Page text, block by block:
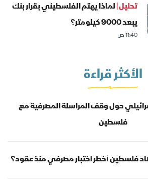
تحليل |لماذا يهتم الفلسطيني بقرار بنك
يبعد 9000 كيلومتر؟
11:40 ص
الأكثر قراءة
حول وقف المراسلة المصرفية مع
فلسطين
فلسطين أخطر اختبار مصرفي منذ عقود؟